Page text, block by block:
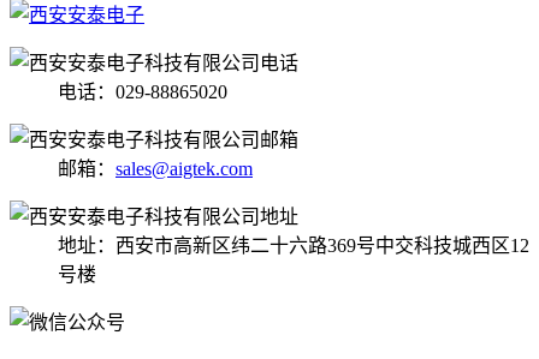
电话：029-88865020
邮箱： sales@aigtek.com
地址：西安市高新区纬二十六路369号中交科技城西区12
号楼